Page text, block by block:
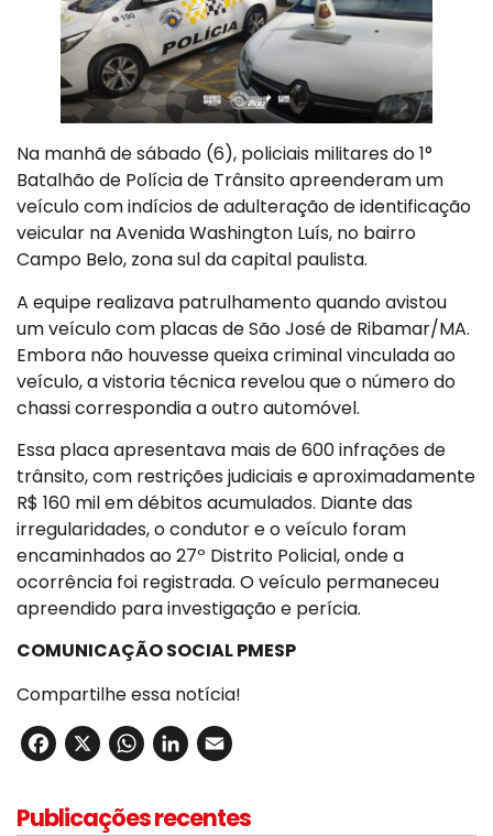
Na manhã de sábado (6), policiais militares do 1°
Batalhão de Polícia de Trânsito apreenderam um
veículo com indícios de adulteração de identificação
veicular na Avenida Washington Luís, no bairro
Campo Belo, zona sul da capital paulista.
A equipe realizava patrulhamento quando avistou
um veículo com placas de São José de Ribamar/MA.
Embora não houvesse queixa criminal vinculada ao
veículo, a vistoria técnica revelou que o número do
chassi correspondia a outro automóvel.
Essa placa apresentava mais de 600 infrações de
trânsito, com restrições judiciais e aproximadamente
R$ 160 mil em débitos acumulados. Diante das
irregularidades, o condutor e o veículo foram
encaminhados ao 27º Distrito Policial, onde a
ocorrência foi registrada. O veículo permaneceu
apreendido para investigação e perícia.
COMUNICAÇÃO SOCIAL PMESP
Compartilhe essa notícia!
Facebook
X WhatsApp
LinkedIn
Publicações recentes